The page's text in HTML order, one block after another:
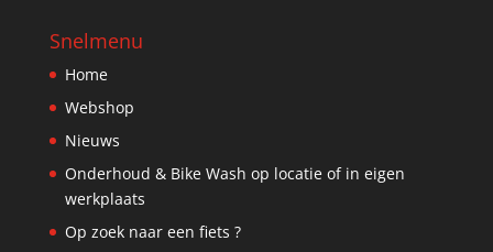
Snelmenu
Home
Webshop
Nieuws
Onderhoud & Bike Wash op locatie of in eigen
werkplaats
Op zoek naar een fiets ?